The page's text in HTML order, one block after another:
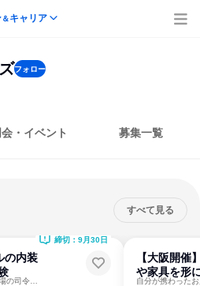
＆キャリア
フォロー
・イベント 募集一覧
すべて見る
の内装
締切：9月30日
【大阪開催
や家具を形